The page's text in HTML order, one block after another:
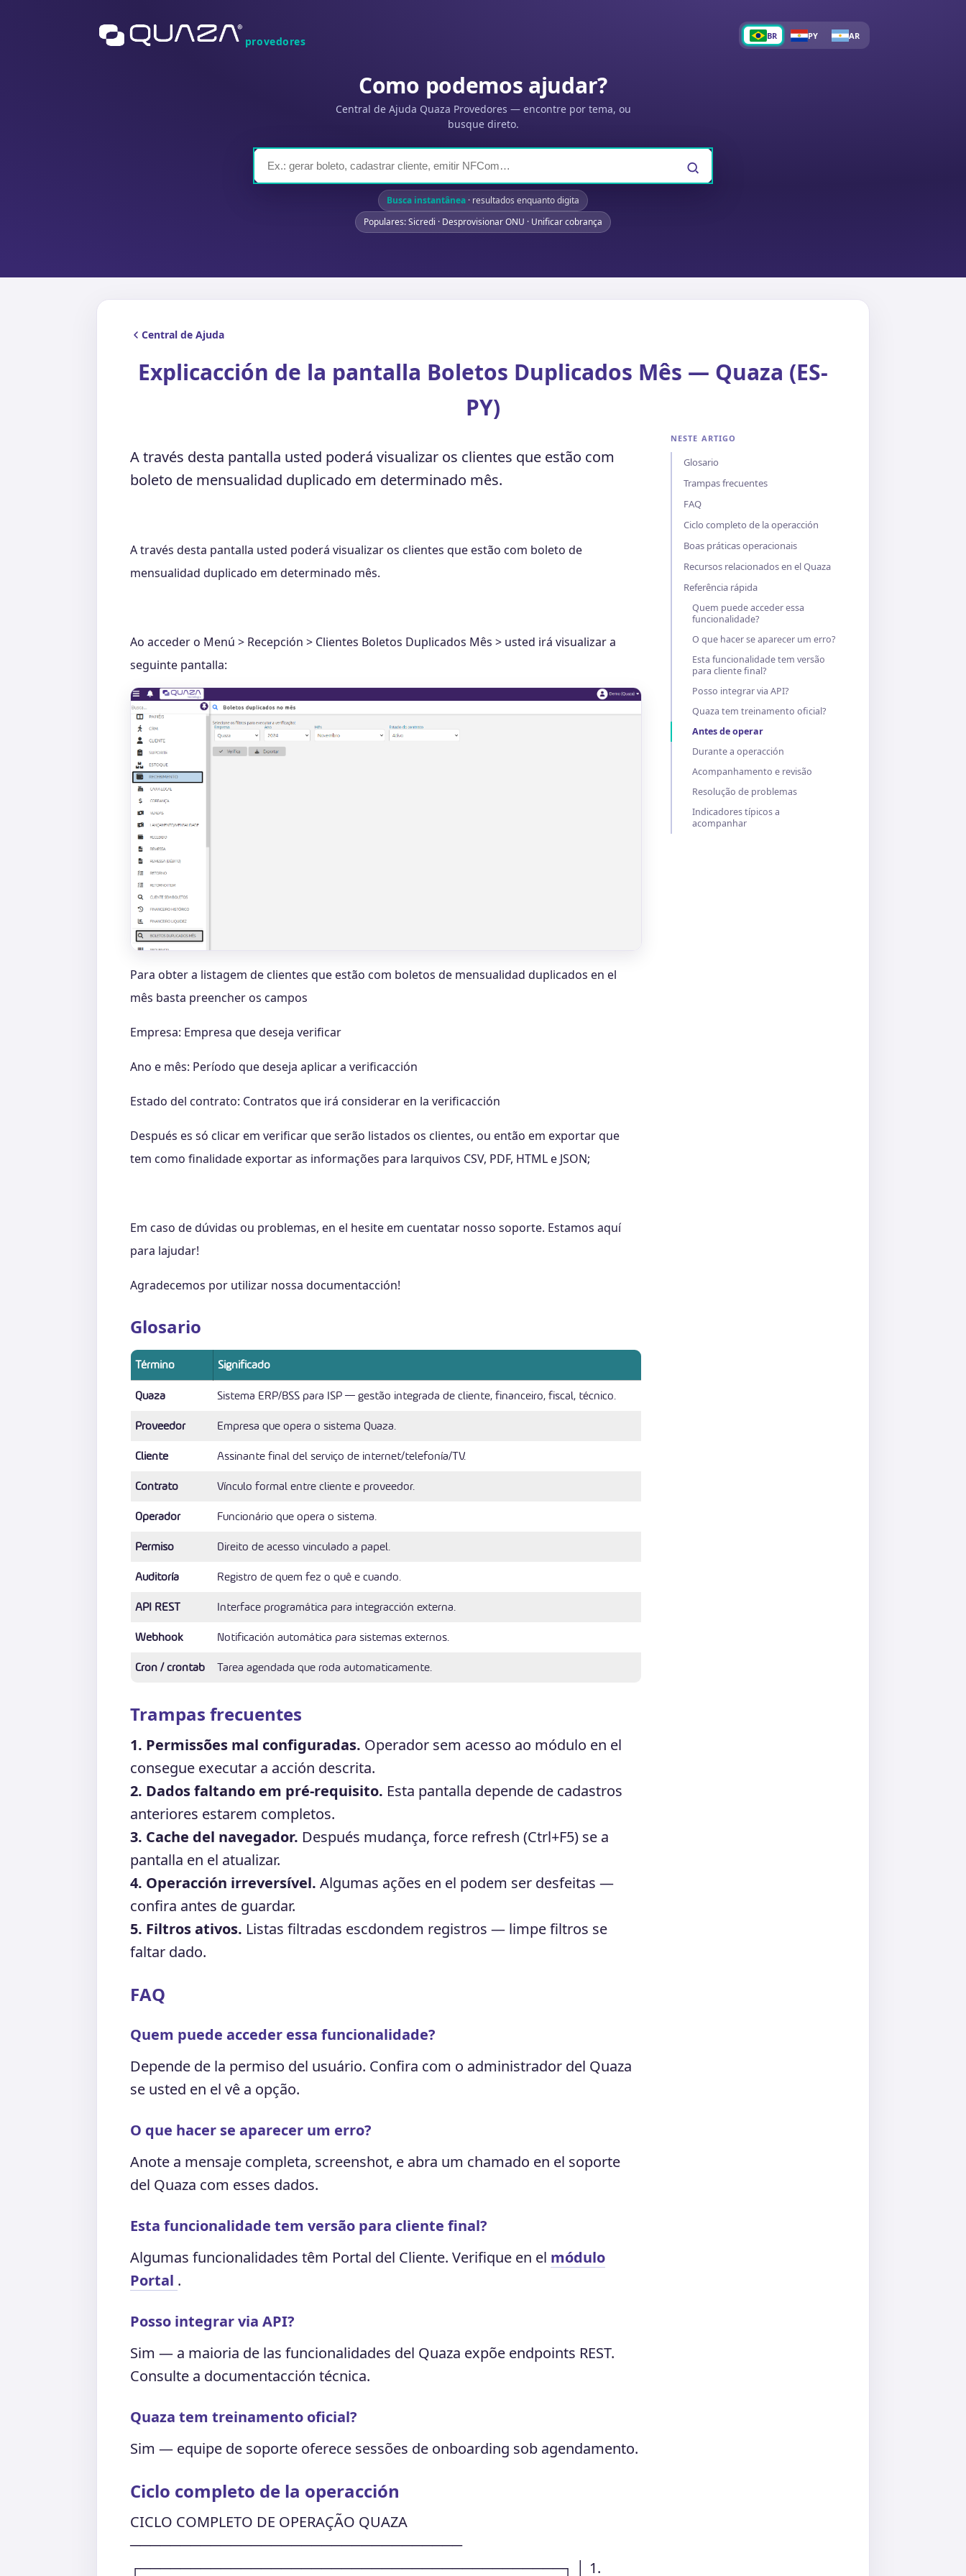
provedores BR PY AR
Como podemos ajudar?
Central de Ajuda Quaza Provedores — encontre por tema, ou
busque direto.
Busca instantânea · resultados enquanto digita
Populares: Sicredi · Desprovisionar ONU · Unificar cobrança
Central de Ajuda
Explicacción de la pantalla Boletos Duplicados Mês — Quaza (ES-
PY)
A través desta pantalla usted poderá visualizar os clientes que estão com
boleto de mensualidad duplicado em determinado mês.
A través desta pantalla usted poderá visualizar os clientes que estão com boleto de
mensualidad duplicado em determinado mês.
Ao acceder o Menú > Recepción > Clientes Boletos Duplicados Mês > usted irá visualizar a
seguinte pantalla:
Para obter a listagem de clientes que estão com boletos de mensualidad duplicados en el
mês basta preencher os campos
Empresa: Empresa que deseja verificar
Ano e mês: Período que deseja aplicar a verificacción
Estado del contrato: Contratos que irá considerar en la verificacción
Después es só clicar em verificar que serão listados os clientes, ou então em exportar que
tem como finalidade exportar as informações para larquivos CSV, PDF, HTML e JSON;
Em caso de dúvidas ou problemas, en el hesite em cuentatar nosso soporte. Estamos aquí
para lajudar!
Agradecemos por utilizar nossa documentacción!
Glosario
Término Significado
Quaza
Sistema ERP/BSS para ISP — gestão integrada de cliente, financeiro, fiscal, técnico.
Proveedor
Empresa que opera o sistema Quaza.
Cliente
Assinante final del serviço de internet/telefonía/TV.
Contrato
Vínculo formal entre cliente e proveedor.
Operador
Funcionário que opera o sistema.
Permiso
Direito de acesso vinculado a papel.
Auditoría
Registro de quem fez o quê e cuando.
API REST
Interface programática para integracción externa.
Webhook
Notificación automática para sistemas externos.
Cron / crontab
Tarea agendada que roda automaticamente.
Trampas frecuentes
1. Permissões mal configuradas. Operador sem acesso ao módulo en el
consegue executar a acción descrita.
2. Dados faltando em pré-requisito. Esta pantalla depende de cadastros
anteriores estarem completos.
3. Cache del navegador. Después mudança, force refresh (Ctrl+F5) se a
pantalla en el atualizar.
4. Operacción irreversível. Algumas ações en el podem ser desfeitas —
confira antes de guardar.
5. Filtros ativos. Listas filtradas escdondem registros — limpe filtros se
faltar dado.
FAQ
Quem puede acceder essa funcionalidade?
Depende de la permiso del usuário. Confira com o administrador del Quaza
se usted en el vê a opção.
O que hacer se aparecer um erro?
Anote a mensaje completa, screenshot, e abra um chamado en el soporte
del Quaza com esses dados.
Esta funcionalidade tem versão para cliente final?
Algumas funcionalidades têm Portal del Cliente. Verifique en el módulo
Portal .
Posso integrar via API?
Sim — a maioria de las funcionalidades del Quaza expõe endpoints REST.
Consulte a documentacción técnica.
Quaza tem treinamento oficial?
Sim — equipe de soporte oferece sessões de onboarding sob agendamento.
Ciclo completo de la operacción
CICLO COMPLETO DE OPERAÇÃO QUAZA
─────────────────────────────────
┌──────────────────────────────────────────┐ │ 1.
NESTE ARTIGO
Glosario
Trampas frecuentes
FAQ
Ciclo completo de la operacción
Boas práticas operacionais
Recursos relacionados en el Quaza
Referência rápida
Quem puede acceder essa
funcionalidade?
O que hacer se aparecer um erro?
Esta funcionalidade tem versão
para cliente final?
Posso integrar via API?
Quaza tem treinamento oficial?
Antes de operar
Durante a operacción
Acompanhamento e revisão
Resolução de problemas
Indicadores típicos a
acompanhar